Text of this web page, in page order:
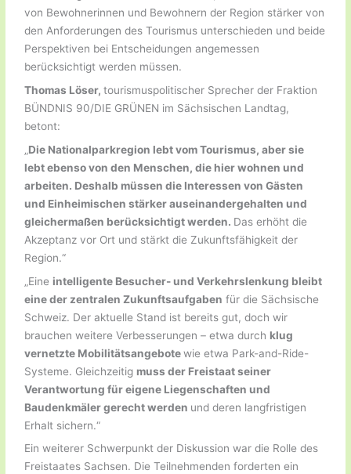
von Bewohnerinnen und Bewohnern der Region stärker von
den Anforderungen des Tourismus unterschieden und beide
Perspektiven bei Entscheidungen angemessen
berücksichtigt werden müssen.
Thomas Löser,tourismuspolitischer Sprecher der Fraktion
BÜNDNIS 90/DIE GRÜNEN im Sächsischen Landtag,
betont:
„ Die Nationalparkregion lebt vom Tourismus, aber sie
lebt ebenso von den Menschen, die hier wohnen und
arbeiten. Deshalb müssen die Interessen von Gästen
und Einheimischen stärker auseinandergehalten und
gleichermaßen berücksichtigt werden. Das erhöht die
Akzeptanz vor Ort und stärkt die Zukunftsfähigkeit der
Region.“
„Eine intelligente Besucher- und Verkehrslenkung bleibt
eine der zentralen Zukunftsaufgaben für die Sächsische
Schweiz. Der aktuelle Stand ist bereits gut, doch wir
brauchen weitere Verbesserungen – etwa durch klug
vernetzte Mobilitätsangebotewie etwa Park-and-Ride-
Systeme. Gleichzeitig muss der Freistaat seiner
Verantwortung für eigene Liegenschaften und
Baudenkmäler gerecht werden und deren langfristigen
Erhalt sichern.“
Ein weiterer Schwerpunkt der Diskussion war die Rolle des
Freistaates Sachsen. Die Teilnehmenden forderten ein